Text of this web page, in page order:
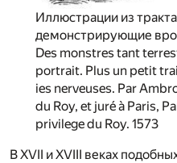
Иллюстрации из
демонстрирующие
Des monstres tant
portrait. Plus un petit
ies nerveuses. Par
du Roy, et juré à Paris,
privilege du Roy. 1573
В XVII и XVIII веках